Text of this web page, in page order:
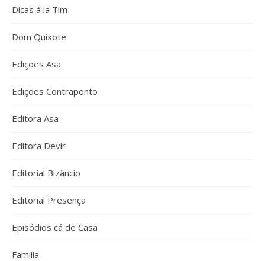
Dicas à la Tim
Dom Quixote
Edições Asa
Edições Contraponto
Editora Asa
Editora Devir
Editorial Bizâncio
Editorial Presença
Episódios cá de Casa
Família